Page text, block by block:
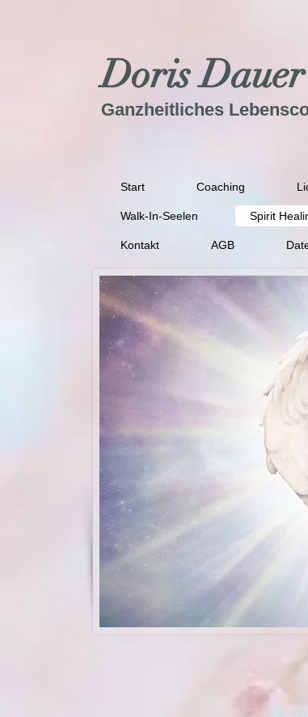
Doris Dauer
Ganzheitliches
Start Coaching
Walk-In-Seelen Spirit
Kontakt AGB